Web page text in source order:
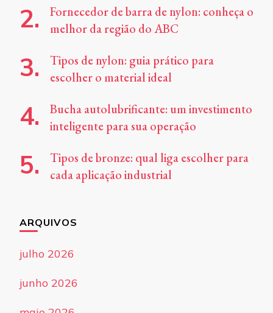
Fornecedor de barra de nylon: conheça o
melhor da região do ABC
Tipos de nylon: guia prático para
escolher o material ideal
Bucha autolubrificante: um investimento
inteligente para sua operação
Tipos de bronze: qual liga escolher para
cada aplicação industrial
ARQUIVOS
julho 2026
junho 2026